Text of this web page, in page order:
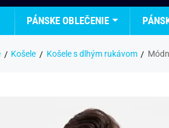
PÁNSKE OBLEČENIE
Košele Košele s dlhým rukávom